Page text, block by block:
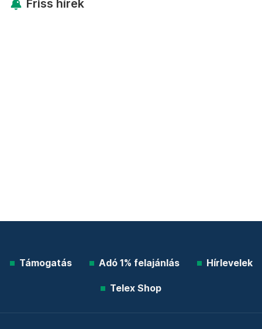
Friss hírek
Támogatás Adó 1% felajánlás Hírlevelek
Telex Shop